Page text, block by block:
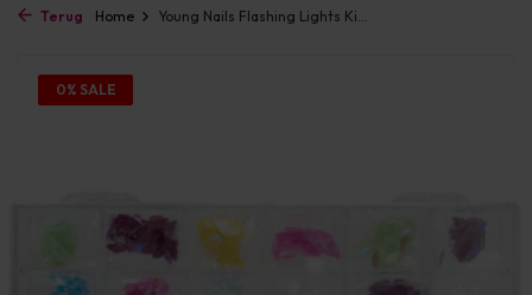
Terug Home Young Nails Flashing Lights Ki...
0% SALE